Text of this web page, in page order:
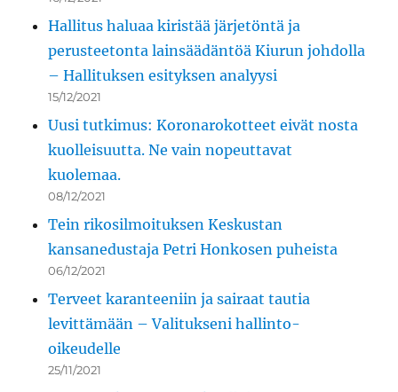
Hallitus haluaa kiristää järjetöntä ja
perusteetonta lainsäädäntöä Kiurun johdolla
– Hallituksen esityksen analyysi
15/12/2021
Uusi tutkimus: Koronarokotteet eivät nosta
kuolleisuutta. Ne vain nopeuttavat
kuolemaa.
08/12/2021
Tein rikosilmoituksen Keskustan
kansanedustaja Petri Honkosen puheista
06/12/2021
Terveet karanteeniin ja sairaat tautia
levittämään – Valitukseni hallinto-
oikeudelle
25/11/2021